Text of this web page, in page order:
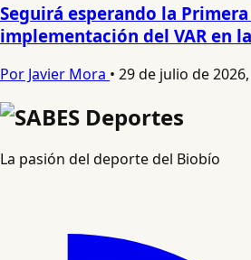
Seguirá esperando la Primera
implementación del VAR en
Por Javier Mora • 29 de julio de
La pasión del deporte del Biobío